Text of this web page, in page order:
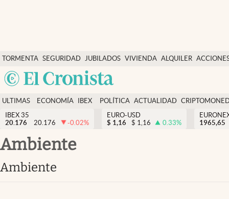
TORMENTA SEGURIDAD
SOCIAL
JUBILADOS VIVIENDA ALQUILER
USA
Economía y finanzas
Política
Actualidad
Criptomonedas
España
ULTIMAS
NOTICIAS
ECONOMÍA
FINANZAS
IBEX
EURO
POLÍTICA ACTUALIDAD
IBEX 35
20.176
20.176 -0.02%
EURO-USD
$ 1,16 $ 1,16 0.33%
1965,65
ambiente
ambiente